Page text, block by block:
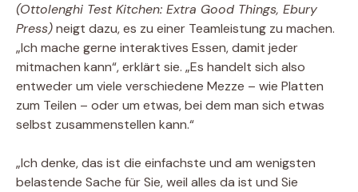
(Ottolenghi Test Kitchen: Extra Good Things, Ebury
Press)neigt dazu, es zu einer Teamleistung zu machen.
„Ich mache gerne interaktives Essen, damit jeder
mitmachen kann“, erklärt sie. „Es handelt sich also
entweder um viele verschiedene Mezze – wie Platten
zum Teilen – oder um etwas, bei dem man sich etwas
selbst zusammenstellen kann.“
„Ich denke, das ist die einfachste und am wenigsten
belastende Sache für Sie, weil alles da ist und Sie